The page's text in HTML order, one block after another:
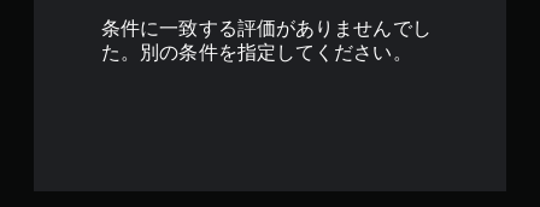
条件に一致する評価がありませんでし
た。別の条件を指定してください。